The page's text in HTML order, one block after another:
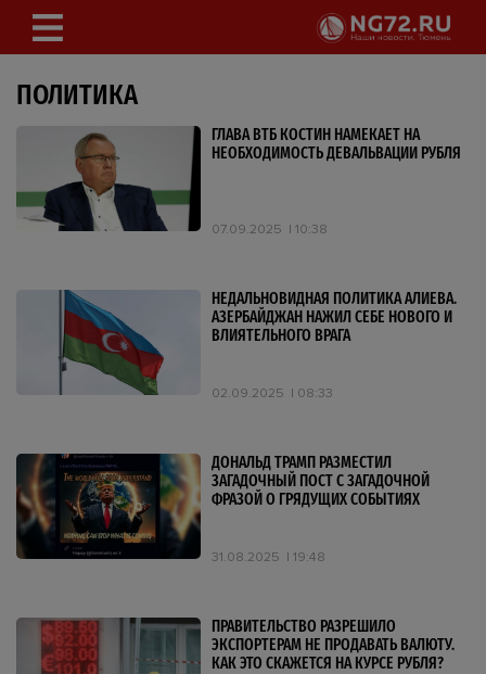
ПОЛИТИКА
ГЛАВА ВТБ КОСТИН НАМЕКАЕТ НА
НЕОБХОДИМОСТЬ ДЕВАЛЬВАЦИИ РУБЛЯ
07.09.2025 10:38
НЕДАЛЬНОВИДНАЯ ПОЛИТИКА АЛИЕВА.
АЗЕРБАЙДЖАН НАЖИЛ СЕБЕ НОВОГО И
ВЛИЯТЕЛЬНОГО ВРАГА
02.09.2025 08:33
ДОНАЛЬД ТРАМП РАЗМЕСТИЛ
ЗАГАДОЧНЫЙ ПОСТ С ЗАГАДОЧНОЙ
ФРАЗОЙ О ГРЯДУЩИХ СОБЫТИЯХ
31.08.2025 19:48
ПРАВИТЕЛЬСТВО РАЗРЕШИЛО
ЭКСПОРТЕРАМ НЕ ПРОДАВАТЬ ВАЛЮТУ.
КАК ЭТО СКАЖЕТСЯ НА КУРСЕ РУБЛЯ?